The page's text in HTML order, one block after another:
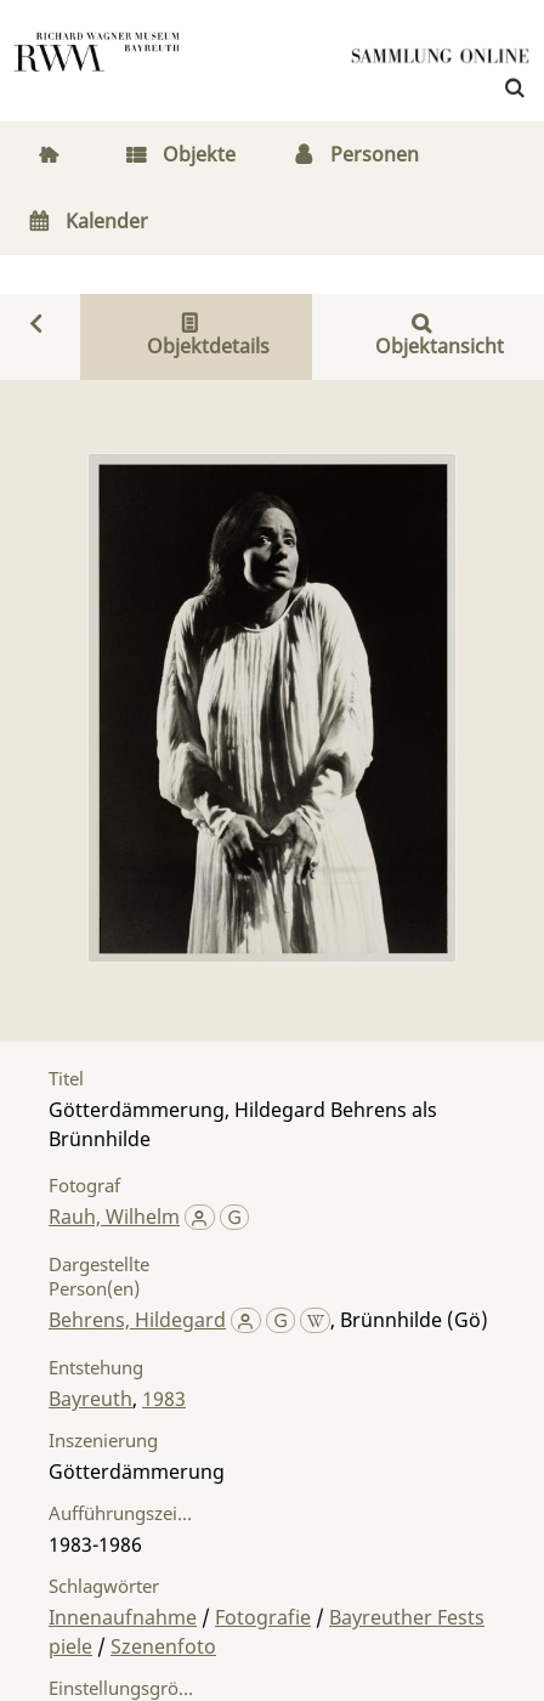
Objekte Personen
Kalender
Objektdetails Objektansicht
Titel
Götterdämmerung, Hildegard Behrens als
Brünnhilde
Fotograf
Rauh, Wilhelm
Dargestellte
Person(en)
Behrens, Hildegard , Brünnhilde (Gö)
Entstehung
Bayreuth, 1983
Einstellungsgröße
Inszenierung
Götterdämmerung
Aufführungszeitraum
1983-1986
Schlagwörter
Innenaufnahme / Fotografie / Bayreuther Fests
piele / Szenenfoto